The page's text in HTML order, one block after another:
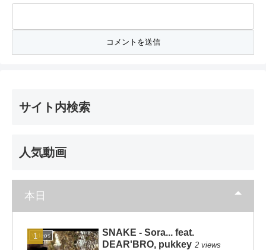
サイト内検索
人気動画
本日
Videos
SNAKE - Sora... feat.
DEAR'BRO, pukkey 2 views